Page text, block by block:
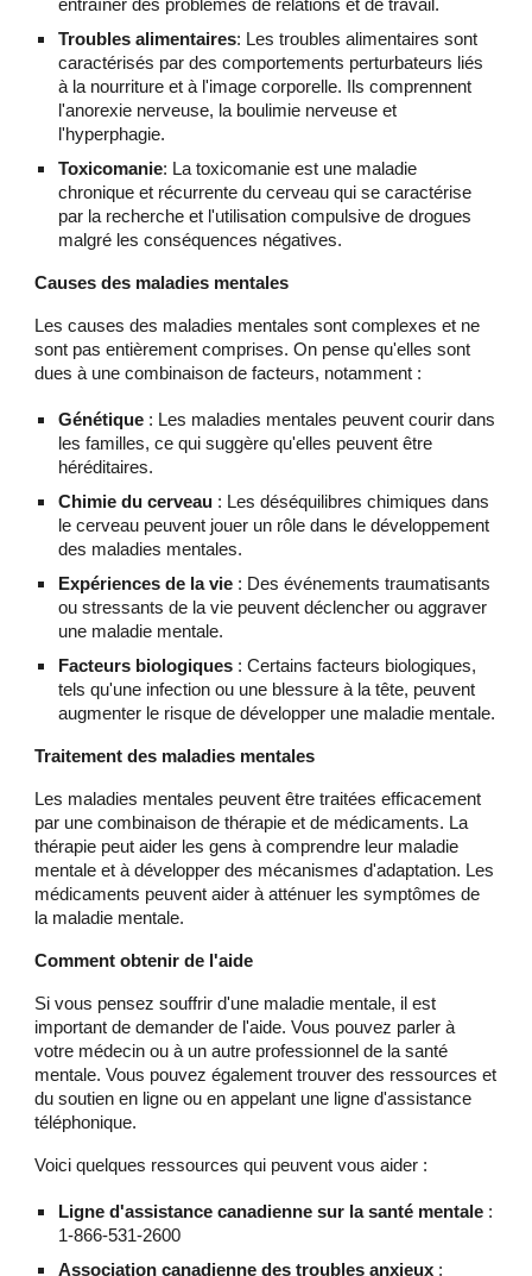
entraîner des problèmes de relations et de travail.
Troubles alimentaires: Les troubles alimentaires sont
caractérisés par des comportements perturbateurs liés
à la nourriture et à l'image corporelle. Ils comprennent
l'anorexie nerveuse, la boulimie nerveuse et
l'hyperphagie.
Toxicomanie: La toxicomanie est une maladie
chronique et récurrente du cerveau qui se caractérise
par la recherche et l'utilisation compulsive de drogues
malgré les conséquences négatives.
Causes des maladies mentales
Les causes des maladies mentales sont complexes et ne
sont pas entièrement comprises. On pense qu'elles sont
dues à une combinaison de facteurs, notamment :
Génétique : Les maladies mentales peuvent courir dans
les familles, ce qui suggère qu'elles peuvent être
héréditaires.
Chimie du cerveau : Les déséquilibres chimiques dans
le cerveau peuvent jouer un rôle dans le développement
des maladies mentales.
Expériences de la vie : Des événements traumatisants
ou stressants de la vie peuvent déclencher ou aggraver
une maladie mentale.
Facteurs biologiques : Certains facteurs biologiques,
tels qu'une infection ou une blessure à la tête, peuvent
augmenter le risque de développer une maladie mentale.
Traitement des maladies mentales
Les maladies mentales peuvent être traitées efficacement
par une combinaison de thérapie et de médicaments. La
thérapie peut aider les gens à comprendre leur maladie
mentale et à développer des mécanismes d'adaptation. Les
médicaments peuvent aider à atténuer les symptômes de
la maladie mentale.
Comment obtenir de l'aide
Si vous pensez souffrir d'une maladie mentale, il est
important de demander de l'aide. Vous pouvez parler à
votre médecin ou à un autre professionnel de la santé
mentale. Vous pouvez également trouver des ressources et
du soutien en ligne ou en appelant une ligne d'assistance
téléphonique.
Voici quelques ressources qui peuvent vous aider :
Ligne d'assistance canadienne sur la santé mentale :
1-866-531-2600
Association canadienne des troubles anxieux :